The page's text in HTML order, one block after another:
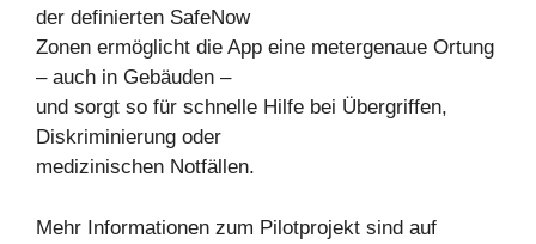
der definierten SafeNow
Zonen ermöglicht die App eine metergenaue Ortung
– auch in Gebäuden –
und sorgt so für schnelle Hilfe bei Übergriffen,
Diskriminierung oder
medizinischen Notfällen.
Mehr Informationen zum Pilotprojekt sind auf